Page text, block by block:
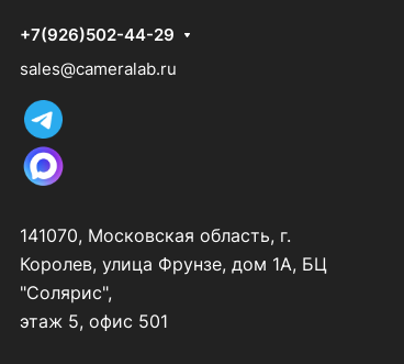
+7(926)502-44-29
sales@cameralab.ru
141070, Московская область, г.
Королев, улица Фрунзе, дом 1А, БЦ
"Солярис",
этаж 5, офис 501